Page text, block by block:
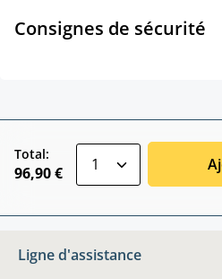
Consignes de sécurité
Total:
96,90 €
Ligne d'assistance